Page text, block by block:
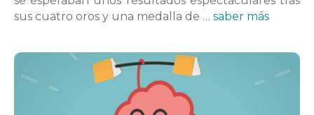
sus cuatro oros y una medalla de … saber más